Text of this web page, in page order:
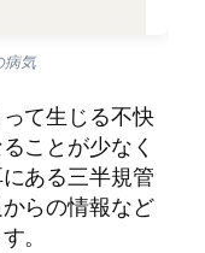
病気
て生じる不快
ことが少なく
ある三半規管
らの情報など
。